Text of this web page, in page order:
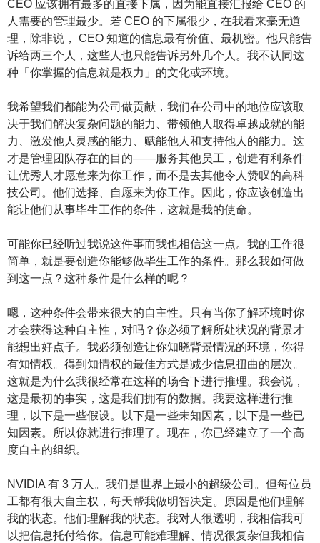
CEO 应该拥有最多的直接下属，因为能直接汇报给 CEO 的
人需要的管理最少。若 CEO 的下属很少，在我看来毫无道
理，除非说， CEO 知道的信息最有价值、最机密。他只能告
诉给两三个人，这些人也只能告诉另外几个人。我不认同这
种「你掌握的信息就是权力」的文化或环境。
我希望我们都能为公司做贡献，我们在公司中的地位应该取
决于我们解决复杂问题的能力、带领他人取得卓越成就的能
力、激发他人灵感的能力、赋能他人和支持他人的能力。这
才是管理团队存在的目的——服务其他员工，创造有利条件
让优秀人才愿意来为你工作，而不是去其他令人赞叹的高科
技公司。他们选择、自愿来为你工作。因此，你应该创造出
能让他们从事毕生工作的条件，这就是我的使命。
可能你已经听过我说这件事而我也相信这一点。我的工作很
简单，就是要创造你能够做毕生工作的条件。那么我如何做
到这一点？这种条件是什么样的呢？
嗯，这种条件会带来很大的自主性。只有当你了解环境时你
才会获得这种自主性，对吗？你必须了解所处状况的背景才
能想出好点子。我必须创造让你知晓背景情况的环境，你得
有知情权。得到知情权的最佳方式是减少信息扭曲的层次。
这就是为什么我很经常在这样的场合下进行推理。我会说，
这是最初的事实，这是我们拥有的数据。我要这样进行推
理，以下是一些假设。以下是一些未知因素，以下是一些已
知因素。所以你就进行推理了。现在，你已经建立了一个高
度自主的组织。
NVIDIA 有 3 万人。我们是世界上最小的超级公司。但每位员
工都有很大自主权，每天帮我做明智决定。原因是他们理解
我的状态。他们理解我的状态。我对人很透明，我相信我可
以把信息托付给你。信息可能难理解、情况很复杂但我相信